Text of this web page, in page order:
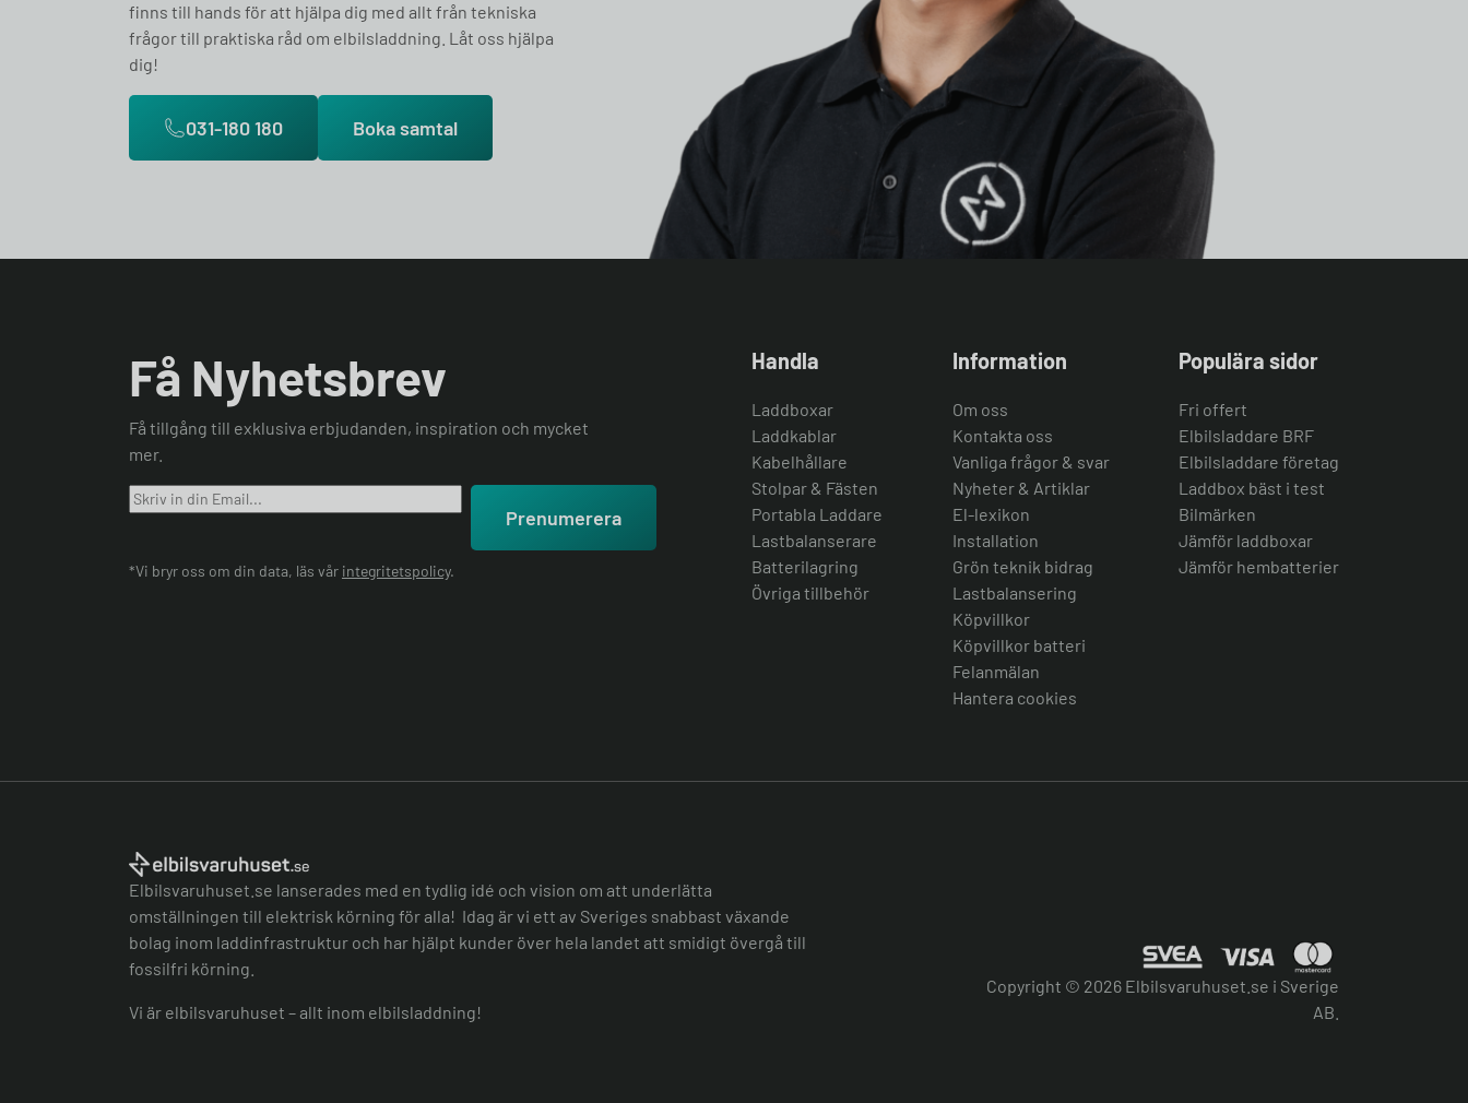
finns till hands för att hjälpa dig med allt från tekniska
frågor till praktiska råd om elbilsladdning. Låt oss hjälpa
dig!
031-180 180 Boka samtal
Få Nyhetsbrev
Få tillgång till exklusiva erbjudanden, inspiration och mycket
mer.
Prenumerera
*Vi bryr oss om din data, läs vår integritetspolicy.
Handla
Laddboxar
Laddkablar
Kabelhållare
Stolpar & Fästen
Portabla Laddare
Lastbalanserare
Batterilagring
Övriga tillbehör
Information
Om oss
Kontakta oss
Vanliga frågor & svar
Nyheter & Artiklar
El-lexikon
Installation
Grön teknik bidrag
Lastbalansering
Köpvillkor
Köpvillkor batteri
Felanmälan
Hantera cookies
Populära sidor
Fri offert
Elbilsladdare BRF
Elbilsladdare företag
Laddbox bäst i test
Bilmärken
Jämför laddboxar
Jämför hembatterier
Elbilsvaruhuset.se lanserades med en tydlig idé och vision om att underlätta
omställningen till elektrisk körning för alla! Idag är vi ett av Sveriges snabbast växande
bolag inom laddinfrastruktur och har hjälpt kunder över hela landet att smidigt övergå till
fossilfri körning.
Vi är elbilsvaruhuset – allt inom elbilsladdning!
Copyright © 2026 Elbilsvaruhuset.se i Sverige
AB.